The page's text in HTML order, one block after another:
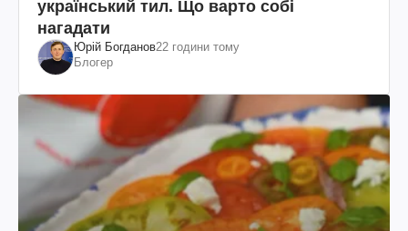
український тил. Що варто собі
нагадати
Юрій Богданов22 години тому
Блогер